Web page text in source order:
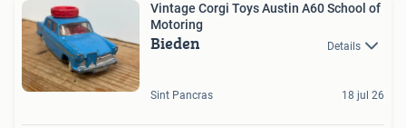
Vintage Corgi Toys Austin A60 School of
Motoring
Bieden Details
Sint Pancras 18 jul 26